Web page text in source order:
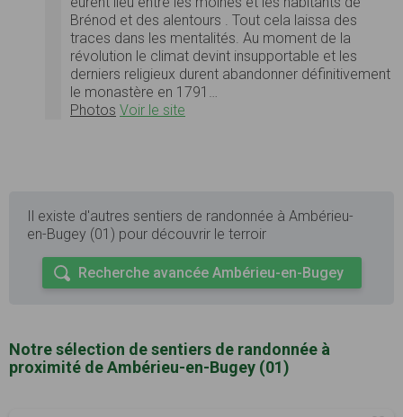
Brénod et des alentours . Tout cela laissa des
traces dans les mentalités. Au moment de la
révolution le climat devint insupportable et les
derniers religieux durent abandonner définitivement
le monastère en 1791…
Photos Voir le site
Il existe d'autres sentiers de randonnée à Ambérieu-
en-Bugey (01) pour découvrir le terroir
Recherche avancée Ambérieu-en-Bugey
Notre sélection de sentiers de randonnée à
proximité de Ambérieu-en-Bugey (01)